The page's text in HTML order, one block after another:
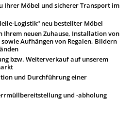
Ihrer Möbel und sicherer Transport im
Logistik“ neu bestellter Möbel
Ihrem neuen Zuhause, Installation von
Aufhängen von Regalen, Bildern
bzw. Weiterverkauf auf unserem
und Durchführung einer
und -abholung